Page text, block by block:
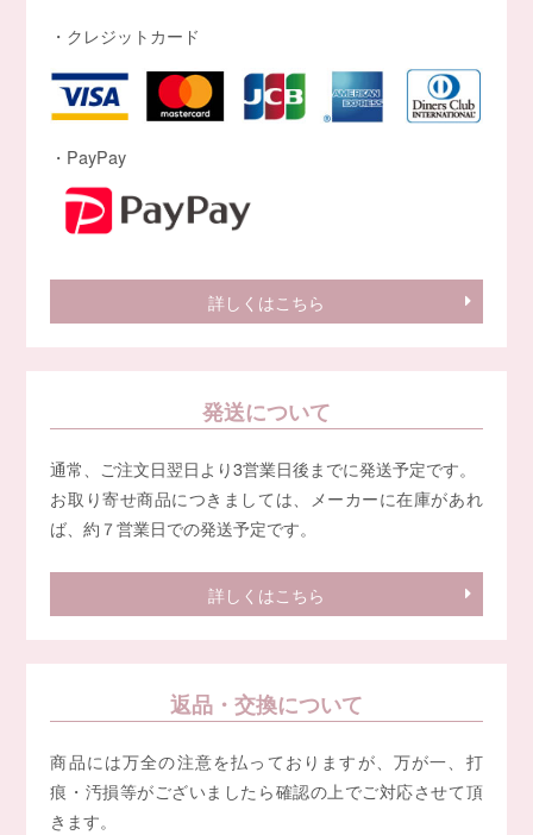
・クレジットカード
・PayPay
詳しくはこちら
発送について
通常、ご注文日翌日より3営業日後までに発送予定です。
お取り寄せ商品につきましては、メーカーに在庫があれ
ば、約７営業日での発送予定です。
詳しくはこちら
返品・交換について
商品には万全の注意を払っておりますが、万が一、打
痕・汚損等がございましたら確認の上でご対応させて頂
きます。